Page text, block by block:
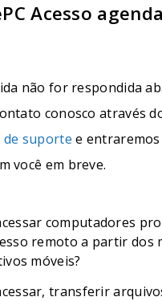
Acesso
não for respondida
conosco através
suporte e entraremos
você em breve.
computadores
remoto a partir dos
móveis?
transferir